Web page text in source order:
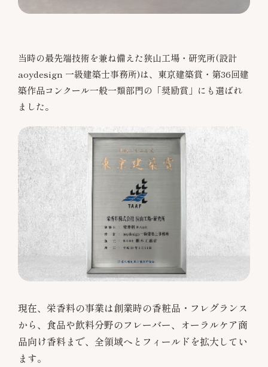
当時の最先端技術を兼ね備えた狭山工場・研究所(設計
aoydesign 一級建築士事務所)は、東京建築賞・第36回建
築作品コンクール一般一類部門の「奨励賞」にも選ばれ
ました。
現在、栄香料の事業は創業時の香粧品・フレグランス
から、食品や飲料分野のフレーバー、オーラルケア商
品向け香料まで、全領域へとフィールドを拡大してい
ます。